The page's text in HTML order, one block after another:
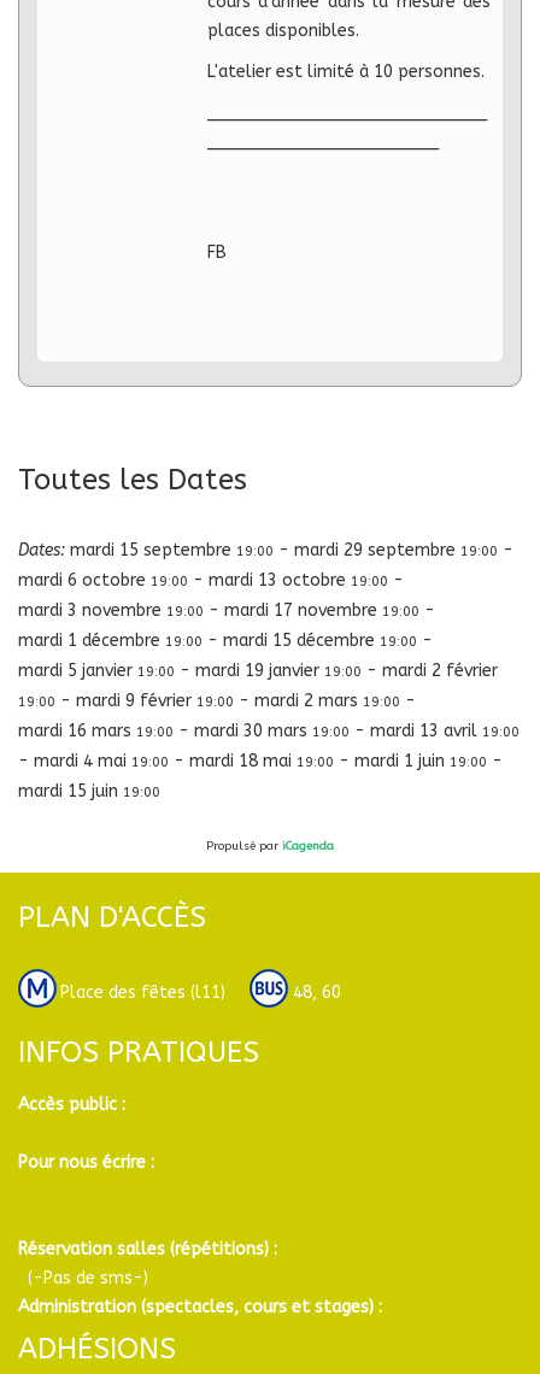
places disponibles.
L'atelier est limité à 10 personnes.
FB
Toutes les Dates
Dates: mardi 15 septembre 19:00 - mardi 29 septembre 19:00 -
mardi 6 octobre 19:00 - mardi 13 octobre 19:00 -
mardi 3 novembre 19:00 - mardi 17 novembre 19:00 -
mardi 1 décembre 19:00 - mardi 15 décembre 19:00 -
mardi 5 janvier 19:00 - mardi 19 janvier 19:00 - mardi 2 février
19:00 - mardi 9 février 19:00 - mardi 2 mars 19:00 -
mardi 16 mars 19:00 - mardi 30 mars 19:00 - mardi 13 avril 19:00
- mardi 4 mai 19:00 - mardi 18 mai 19:00 - mardi 1 juin 19:00 -
mardi 15 juin 19:00
Propulsé par iCagenda
PLAN D'ACCÈS
Place des fêtes (l11) 48, 60
INFOS PRATIQUES
Accès public :
Pour nous écrire :
Réservation salles (répétitions) :
(-Pas de sms-)
Administration (spectacles, cours et stages) :
ADHÉSIONS